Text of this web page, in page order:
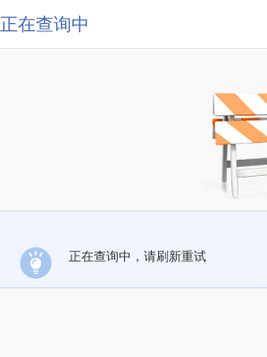
正在查询中
正在查询中，请刷新重试